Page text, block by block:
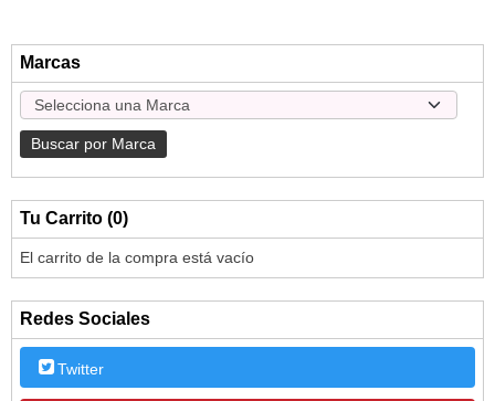
Marcas
Tu Carrito (0)
El carrito de la compra está vacío
Redes Sociales
Twitter